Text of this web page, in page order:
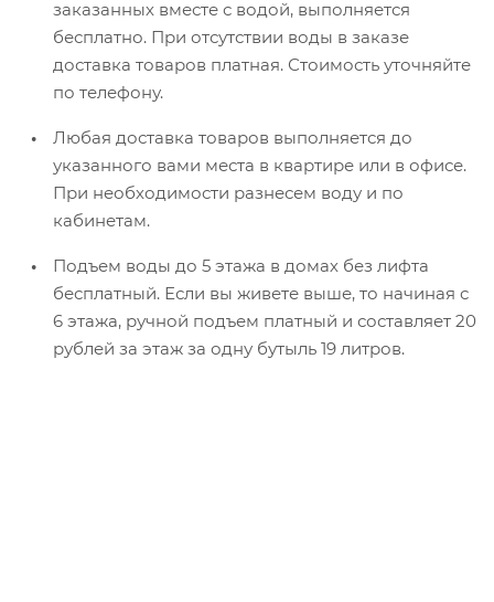
заказанных вместе с водой, выполняется
бесплатно. При отсутствии воды в заказе
доставка товаров платная. Стоимость уточняйте
по телефону.
Любая доставка товаров выполняется до
указанного вами места в квартире или в офисе.
При необходимости разнесем воду и по
кабинетам.
Подъем воды до 5 этажа в домах без лифта
бесплатный. Если вы живете выше, то начиная с
6 этажа, ручной подъем платный и составляет 20
рублей за этаж за одну бутыль 19 литров.